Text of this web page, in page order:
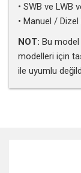
• SWB ve LWB
• Manuel /
NOT: Bu
modelleri için
ile uyumlu
Ürün